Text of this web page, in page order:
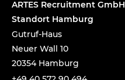
ARTES Recruitment GmbH
Standort Hamburg
Gutruf-Haus
Neuer Wall 10
20354 Hamburg